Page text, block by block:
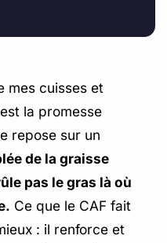
mes cuisses et
la promesse
repose sur un
de la graisse
pas le gras là où
Ce que le CAF fait
: il renforce et